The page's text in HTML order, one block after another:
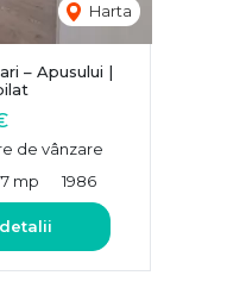
Harta
– Apusului |
de vânzare
mp 1986